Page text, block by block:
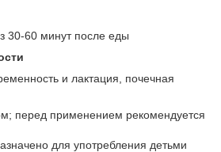
30-60 минут после еды
и лактация, почечная
перед применением рекомендуется
для употребления детьми